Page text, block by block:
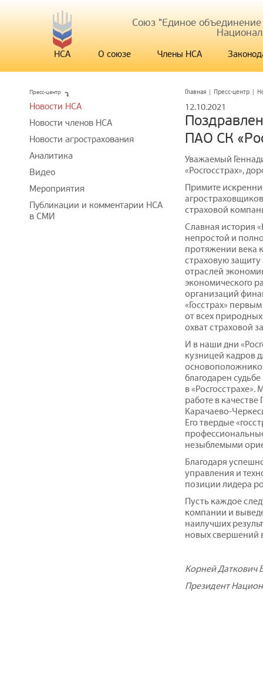
Союз "Единое
НСА О союзе Члены НСА
Главная | Пресс-центр |
12.10.2021
ПАО СК
Уважаемый
«Росгосстрах»,
Примите
страховой
Славная история
непростой и
протяжении века
страховую защиту
отраслей
экономического
организаций
«Госстрах»
от всех
охват страховой
И в наши дни
кузницей кадров
благодарен
в
работе в качестве
Карачаево-
Его твердые
незыблемыми
Благодаря
управления и
позиции лидера
Пусть каждое
компании и
наилучших
новых свершений
Корней Даткович
Президент
Пресс-центр
Новости НСА
Новости членов НСА
Новости агрострахования
Аналитика
Видео
Мероприятия
Публикации и комментарии НСА
в СМИ